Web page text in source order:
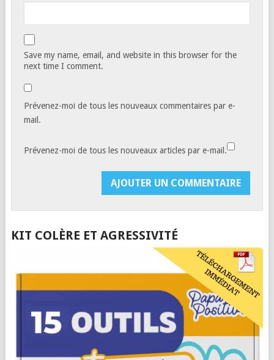
Save my name, email, and website in this browser for the
next time I comment.
Prévenez-moi de tous les nouveaux commentaires par e-
mail.
Prévenez-moi de tous les nouveaux articles par e-mail.
KIT COLÈRE ET AGRESSIVITÉ